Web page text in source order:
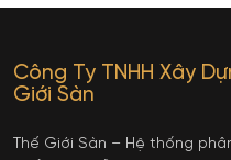
Công Ty TNHH Xây
Giới Sàn
Thế Giới Sàn – Hệ thống